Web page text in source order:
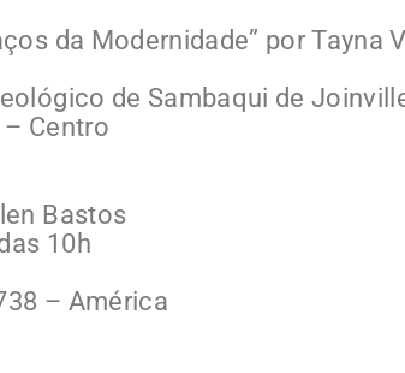
da Modernidade” por Tayna
de Sambaqui de
– Centro
Bastos
10h
– América